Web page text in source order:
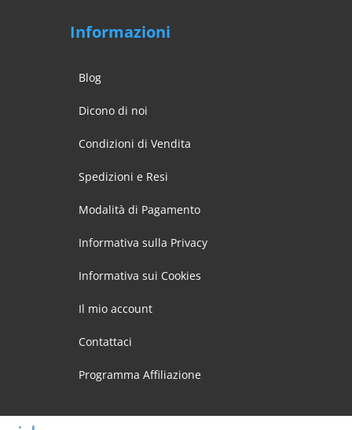
Informazioni
Blog
Dicono di noi
Condizioni di Vendita
Spedizioni e Resi
Modalità di Pagamento
Informativa sulla Privacy
Informativa sui Cookies
Il mio account
Contattaci
Programma Affiliazione